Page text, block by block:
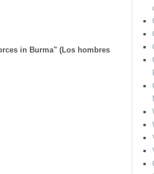
in Burma" (Los hombres